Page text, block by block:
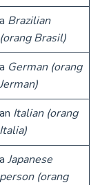
a Brazilian
(orang Brasil)
a German (orang
Jerman)
an Italian (orang
Italia)
a Japanese
person (orang